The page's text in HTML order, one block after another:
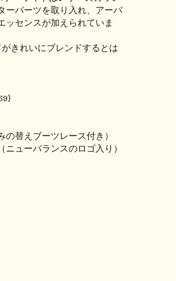
ーパーツを取り入れ、アーバ
ッセンスが加えられていま
きれいにブレンドするとは
の替えブーツレース付き）
ニューバランスのロゴ入り）